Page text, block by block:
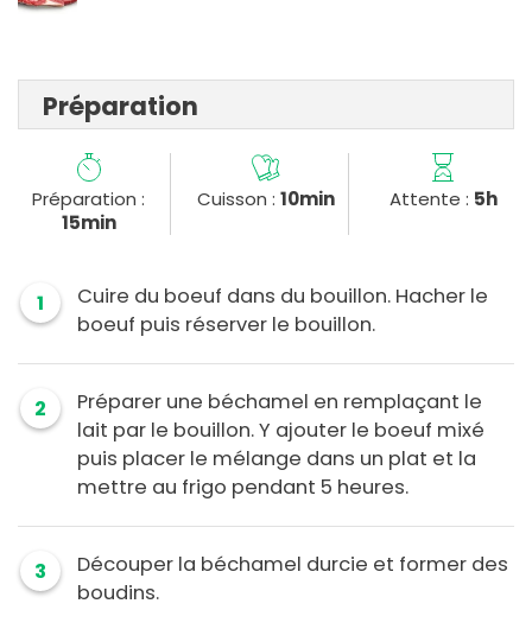
Préparation
Préparation :
15min
Cuisson : 10min Attente : 5h
1
Cuire du boeuf dans du bouillon. Hacher le
boeuf puis réserver le bouillon.
2
Préparer une béchamel en remplaçant le
lait par le bouillon. Y ajouter le boeuf mixé
puis placer le mélange dans un plat et la
mettre au frigo pendant 5 heures.
3
Découper la béchamel durcie et former des
boudins.